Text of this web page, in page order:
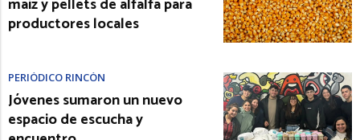
productores locales
PERIÓDICO RINCÓN
Jóvenes sumaron un nuevo
espacio de escucha y